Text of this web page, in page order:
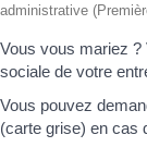
administrative
Vous vous mariez ?
sociale de votre
Vous pouvez
(carte grise) en cas